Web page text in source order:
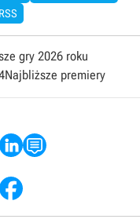
RSS
gry 2026 roku
Najbliższe premiery